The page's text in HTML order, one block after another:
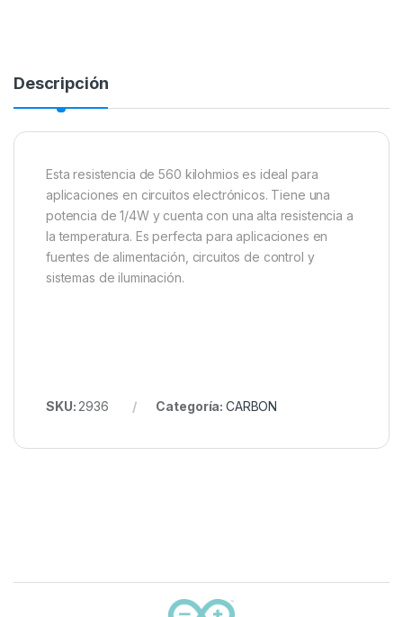
Descripción
Esta resistencia de 560 kilohmios es ideal para
aplicaciones en circuitos electrónicos. Tiene una
potencia de 1/4W y cuenta con una alta resistencia a
la temperatura. Es perfecta para aplicaciones en
fuentes de alimentación, circuitos de control y
sistemas de iluminación.
SKU: 2936 Categoría: CARBON
Carrusel de marcas